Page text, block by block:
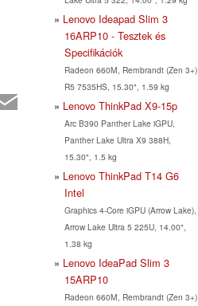
Lenovo Ideapad Slim 3
16ARP10 - Tesztek és
Specifikációk
Radeon 660M, Rembrandt (Zen 3+)
R5 7535HS, 15.30", 1.59 kg
Lenovo ThinkPad X9-15p
Arc B390 Panther Lake iGPU,
Panther Lake Ultra X9 388H,
15.30", 1.5 kg
Lenovo ThinkPad T14 G6
Intel
Graphics 4-Core iGPU (Arrow Lake),
Arrow Lake Ultra 5 225U, 14.00",
1.38 kg
Lenovo IdeaPad Slim 3
15ARP10
Radeon 660M, Rembrandt (Zen 3+)